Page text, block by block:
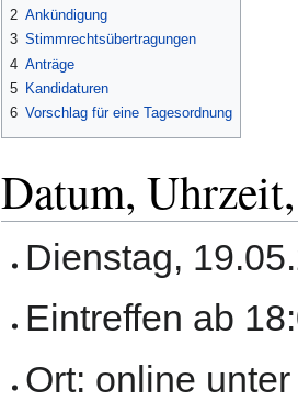
2 Ankündigung
3 Stimmrechtsübertragungen
4 Anträge
5 Kandidaturen
6 Vorschlag für eine Tagesordnung
Datum,
Dienstag,
Eintreffen ab
Ort: online